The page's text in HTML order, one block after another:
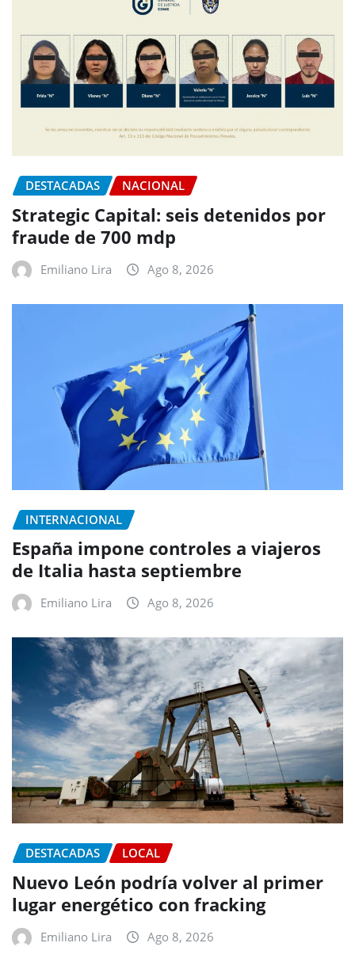
DESTACADAS NACIONAL
Strategic Capital: seis detenidos por
fraude de 700 mdp
Emiliano Lira Ago 8, 2026
INTERNACIONAL
España impone controles a viajeros
de Italia hasta septiembre
Emiliano Lira Ago 8, 2026
DESTACADAS LOCAL
Nuevo León podría volver al primer
lugar energético con fracking
Emiliano Lira Ago 8, 2026